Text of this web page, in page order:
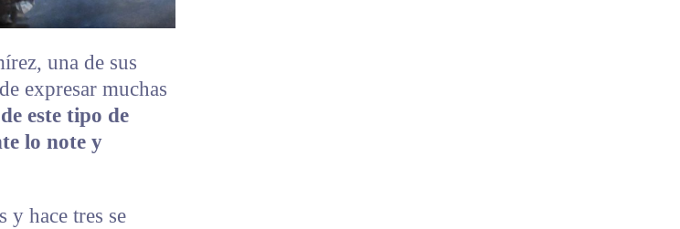
una de sus
expresar muchas
este tipo de
lo note y
y hace tres se